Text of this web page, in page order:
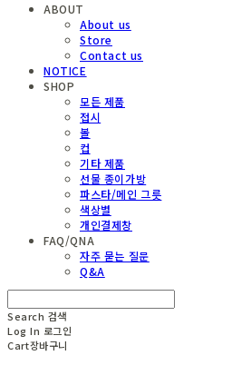
ABOUT
About us
Store
Contact us
NOTICE
SHOP
모든 제품
접시
볼
컵
기타 제품
선물 종이가방
파스타/메인 그릇
색상별
개인결제창
FAQ/QNA
자주 묻는 질문
Q&A
Search 검색
Log In 로그인
Cart장바구니